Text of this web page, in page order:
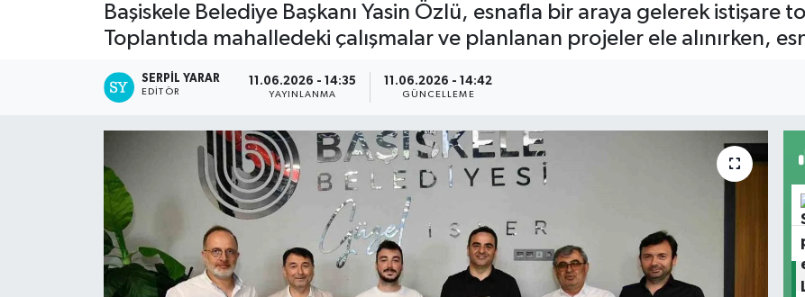
Başiskele Belediye Başkanı Yasin Özlü, esnafla bir araya gelerek istişare
Toplantıda mahalledeki çalışmalar ve planlanan projeler ele alınırken,
SERPİL YARAR
EDITÖR
11.06.2026 - 14:35
YAYINLANMA
11.06.2026 - 14:42
GÜNCELLEME
Tüm Manşetler
Haber Arşivi